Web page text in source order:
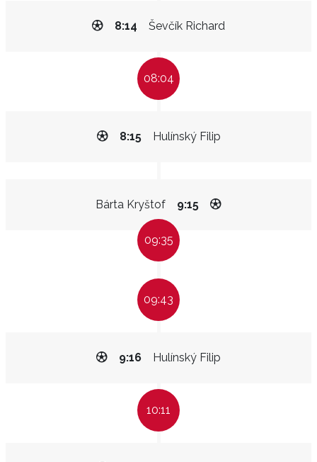
Ševčík Richard
8:14
08:04
Hulínský Filip
8:15
Bárta Kryštof 9:15
09:35
09:43
Hulínský Filip
9:16
10:11